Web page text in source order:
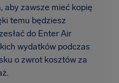
aby zawsze mieć kopię
temu będziesz
do Enter Air
wydatków podczas
o zwrot kosztów za